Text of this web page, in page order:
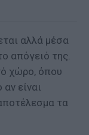
αλλά μέσα
απόγειό της.
χώρο, όπου
είναι
τα